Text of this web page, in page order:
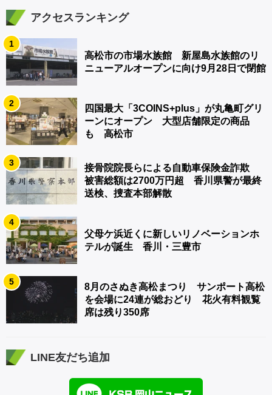
アクセスランキング
1
高松市の市場水族館 新屋島水族館のリ
ニューアルオープンに向け9月28日で閉館
2
四国最大「3COINS+plus」が丸亀町グリ
ーンにオープン 大型店舗限定の商品
も 高松市
3
接骨院院長らによる自動車保険金詐欺
被害総額は2700万円超 香川県警が最終
送検、捜査本部解散
4
父母ケ浜近くに新しいリノベーションホ
テルが誕生 香川・三豊市
5
8月のさぬき高松まつり サンポート高松
を会場に24連が総おどり 花火有料観覧
席は残り350席
LINE友だち追加